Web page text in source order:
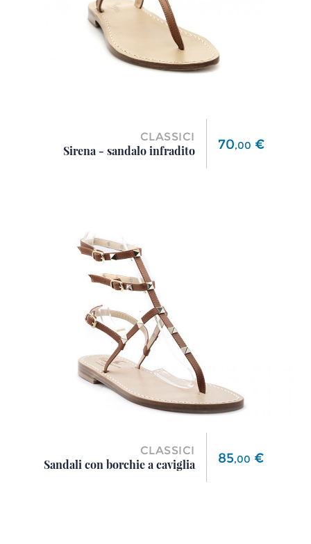
CLASSICI
Sirena - sandalo infradito
Prezzo
70,00 €
CLASSICI
Sandali con borchie a caviglia
Prezzo
85,00 €